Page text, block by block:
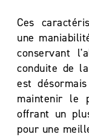
Ces
une
conservant
conduite de
est
maintenir le
offrant un
pour une